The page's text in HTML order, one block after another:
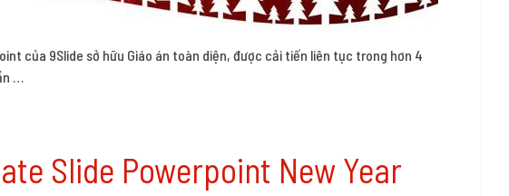
của 9Slide sở hữu Giáo án toàn diện, được cải tiến liên tục trong hơn 4
…
Slide Powerpoint New Year